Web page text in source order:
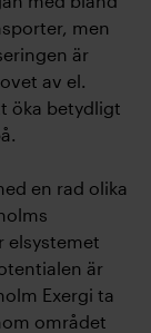
men
är
av el.
öka betydligt
en rad olika
elsystemet
är
Exergi ta
området